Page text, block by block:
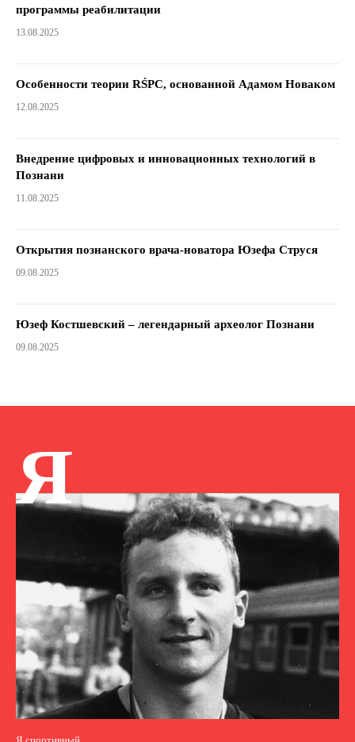
программы реабилитации
13.08.2025
Особенности теории RŚPC, основанной Адамом Новаком
12.08.2025
Внедрение цифровых и инновационных технологий в
Познани
11.08.2025
Открытия познанского врача-новатора Юзефа Струся
09.08.2025
Юзеф Костшевский – легендарный археолог Познани
09.08.2025
Я